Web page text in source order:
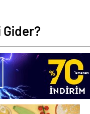
Gider?